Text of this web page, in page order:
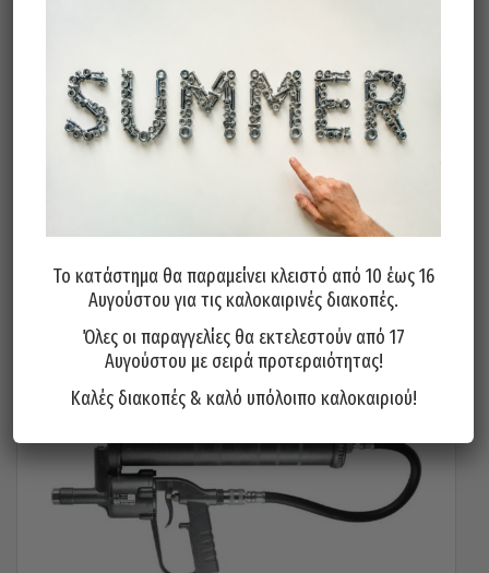
Γρασαδόρος Αέρος PRESSOL Τροχήλατος 20 KGR 27846950
Προσθήκη στο καλάθι
Το κατάστημα θα παραμείνει κλειστό από 10 έως 16
Αυγούστου για τις καλοκαιρινές διακοπές.
Όλες οι παραγγελίες θα εκτελεστούν από 17
Αυγούστου με σειρά προτεραιότητας!
Καλές διακοπές & καλό υπόλοιπο καλοκαιριού!